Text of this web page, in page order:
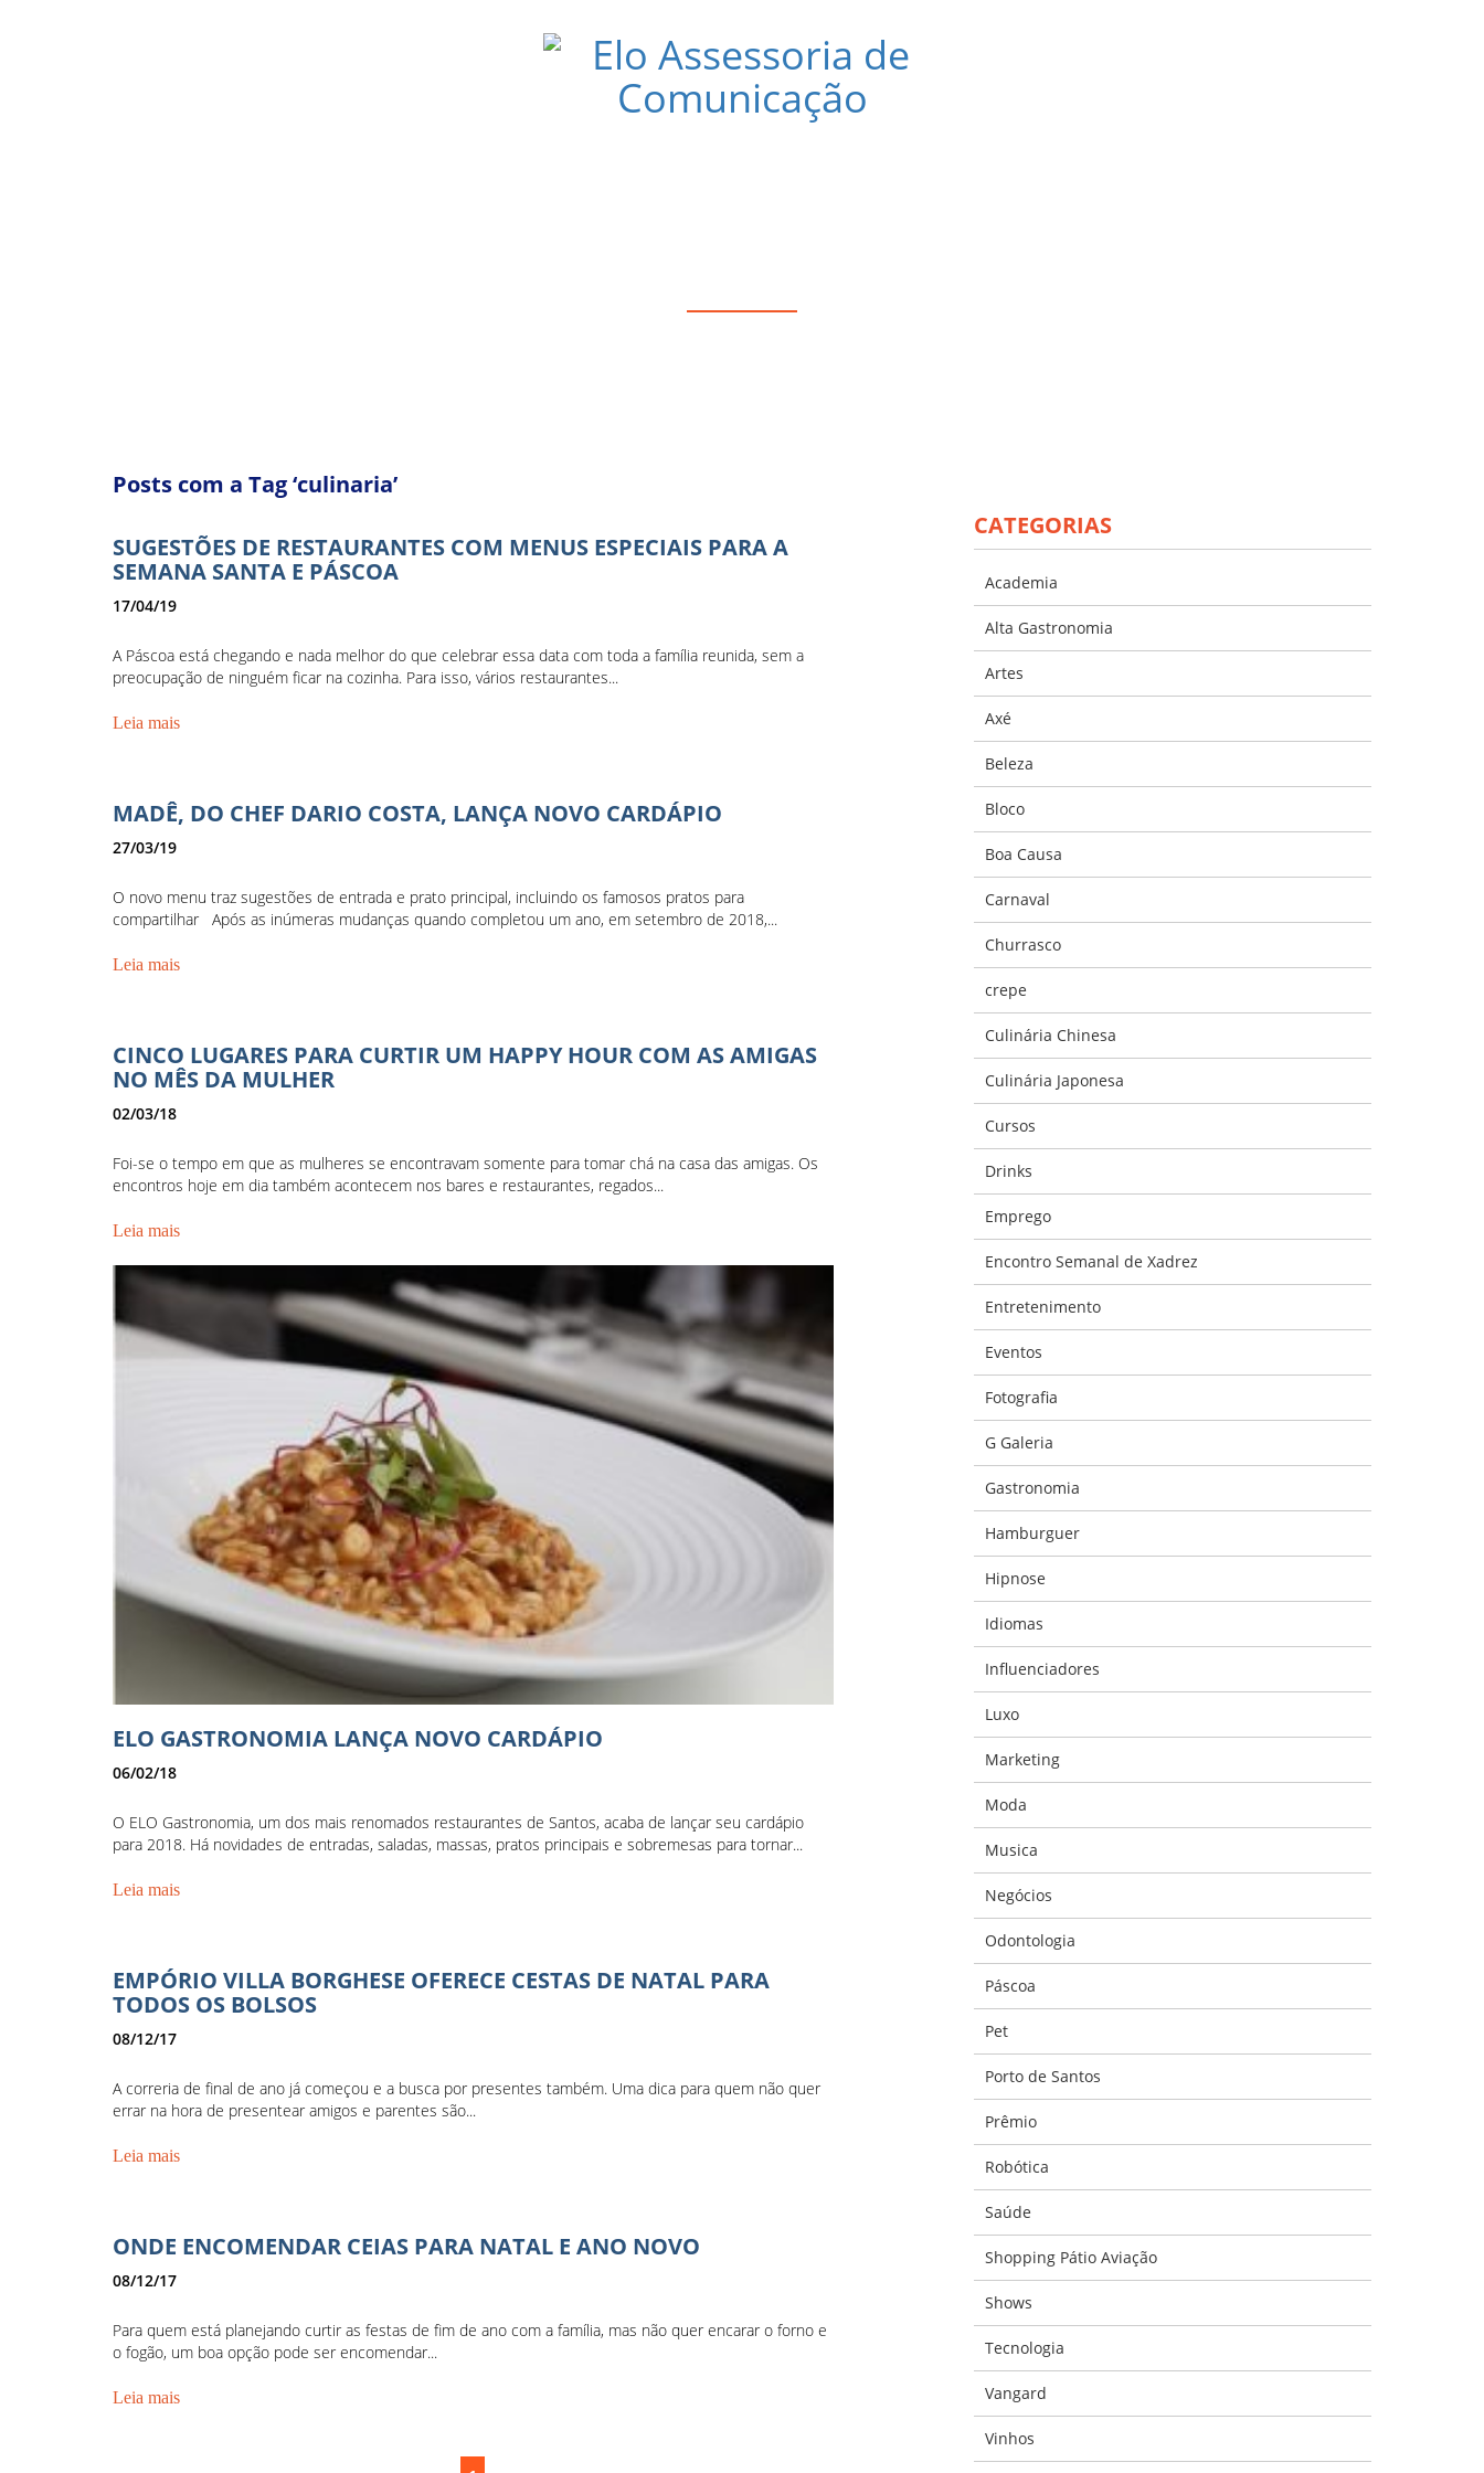
Posts com a Tag ‘culinaria’
SUGESTÕES DE RESTAURANTES COM MENUS ESPECIAIS PARA A
SEMANA SANTA E PÁSCOA
17/04/19
A Páscoa está chegando e nada melhor do que celebrar essa data com toda a família reunida, sem a
preocupação de ninguém ficar na cozinha. Para isso, vários restaurantes...
Leia mais
MADÊ, DO CHEF DARIO COSTA, LANÇA NOVO CARDÁPIO
27/03/19
O novo menu traz sugestões de entrada e prato principal, incluindo os famosos pratos para
compartilhar Após as inúmeras mudanças quando completou um ano, em setembro de 2018,...
Leia mais
CINCO LUGARES PARA CURTIR UM HAPPY HOUR COM AS AMIGAS
NO MÊS DA MULHER
02/03/18
Foi-se o tempo em que as mulheres se encontravam somente para tomar chá na casa das amigas. Os
encontros hoje em dia também acontecem nos bares e restaurantes, regados...
Leia mais
ELO GASTRONOMIA LANÇA NOVO CARDÁPIO
06/02/18
O ELO Gastronomia, um dos mais renomados restaurantes de Santos, acaba de lançar seu cardápio
para 2018. Há novidades de entradas, saladas, massas, pratos principais e sobremesas para tornar...
Leia mais
EMPÓRIO VILLA BORGHESE OFERECE CESTAS DE NATAL PARA
TODOS OS BOLSOS
08/12/17
A correria de final de ano já começou e a busca por presentes também. Uma dica para quem não quer
errar na hora de presentear amigos e parentes são...
Leia mais
ONDE ENCOMENDAR CEIAS PARA NATAL E ANO NOVO
08/12/17
Para quem está planejando curtir as festas de fim de ano com a família, mas não quer encarar o forno e
o fogão, um boa opção pode ser encomendar...
Leia mais
CATEGORIAS
Academia
Alta Gastronomia
Artes
Axé
Beleza
Bloco
Boa Causa
Carnaval
Churrasco
crepe
Culinária Chinesa
Culinária Japonesa
Cursos
Drinks
Emprego
Encontro Semanal de Xadrez
Entretenimento
Eventos
Fotografia
G Galeria
Gastronomia
Hamburguer
Hipnose
Idiomas
Influenciadores
Luxo
Marketing
Moda
Musica
Negócios
Odontologia
Páscoa
Pet
Porto de Santos
Prêmio
Robótica
Saúde
Shopping Pátio Aviação
Shows
Tecnologia
Vangard
Vinhos